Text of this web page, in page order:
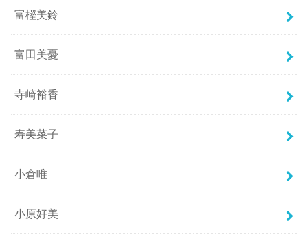
富樫美鈴
富田美憂
寺崎裕香
寿美菜子
小倉唯
小原好美